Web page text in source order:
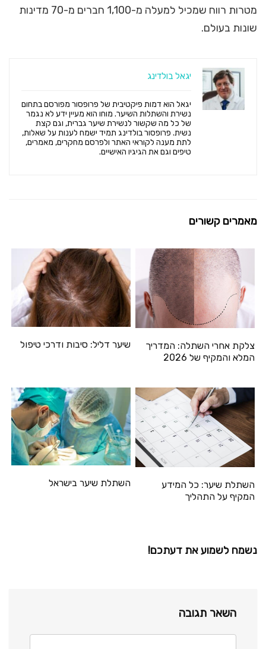
מטרות רווח שמכיל למעלה מ-1,100 חברים מ-70 מדינות
שונות בעולם.
יגאל בולדינג
יגאל הוא דמות פיקטיבית של פרופסור מפורסם בתחום
נשירת והשתלות השיער. מוחו הוא מעיין ידע לא נגמר
של כל מה שקשור לנשירת שיער גברית, וגם קצת
נשית. פרופסור בולדינג תמיד ישמח לענות על שאלות,
לתת מענה לקוראי האתר ולפרסם מחקרים, מאמרים,
טיפים וגם את הגיגיו האישיים.
מאמרים קשורים
צלקת אחרי השתלה: המדריך
המלא והמקיף של 2026
שיער דליל: סיבות ודרכי טיפול
השתלת שיער: כל המידע
המקיף על התהליך
השתלת שיער בישראל
נשמח לשמוע את דעתכם!
השאר תגובה